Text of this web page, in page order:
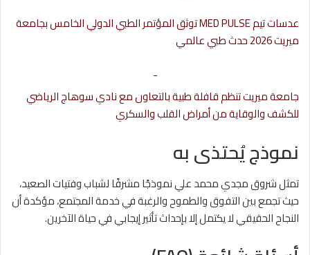
عدسات تيم MED PULSE توثق المؤتمر الطبي الدولي الخامس بجامعة
ميريت 2026 حدث طبي عالمي
-
جامعة ميريت تنظم قافلة طبية بالتعاون مع نادي سوهاج الرياضي
للكشف والوقاية من أمراض القلب والسكري
نموذج يُحتذى به
تمثل شروق مجدي محمد علي نموذجًا مشرفًا لشباب وفتيات الصعيد،
حيث تجمع بين التفوق والطموح والرغبة في خدمة المجتمع، مؤكدة أن
النجاح الحقيقي لا يكتمل إلا بإحداث تأثير إيجابي في حياة الآخرين.